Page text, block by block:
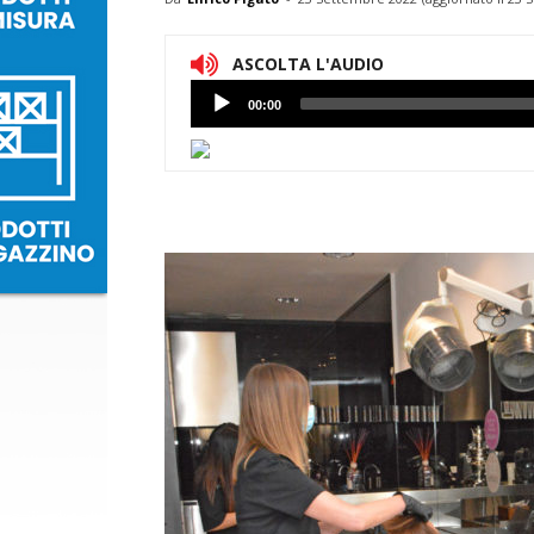
ASCOLTA L'AUDIO
Lettore
Audio
00:00